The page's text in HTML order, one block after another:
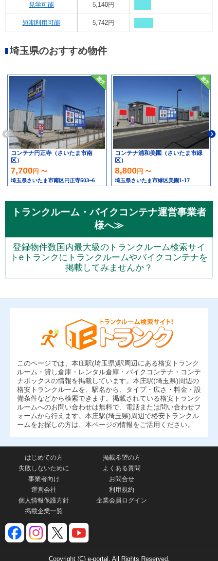
見学可能 5,140円
短期利用可能 5,742円
埼玉県のおすすめ物件
コンテナ円正寺（さいたま市南
区）
7,700円 〜
埼玉県さいたま市南区円正寺503−6
コンテナ浦和美園（さいたま市緑
区）
8,800円 〜
埼玉県さいたま市緑区美園1-17
トランクルーム・バイクコンテナ運営事業者
様へ≫
登録物件数国内最大級のトランクルーム検索サイ
トeトランクにトランクルームやバイクコンテナを
掲載してみませんか？
このページでは、本庄駅(埼玉県)駅周辺にある格安トランク
ルーム・貸し倉庫・レンタル倉庫・バイクコンテナ・コンテ
ナボックスの情報を掲載しています。本庄駅(埼玉県)周辺の
格安トランクルームを、駅名から、タイプ・広さ・料金・設
備条件などから検索できます。掲載されている格安トランク
ルームへのお問い合わせは無料で、電話または問い合わせフ
ォームから行えます。本庄駅(埼玉県)周辺で格安トランクル
ームをお探しの方は、本ページの情報をご活用ください。
はじめての方
掲載希望の方
失敗しないために
よくある質問
事業者向け
お問合せ
運営会社
利用規約
個人情報保護方針
企業会員ログイン
掲載企業一覧
Copyright (C) e-portal. All Rights Reserved.